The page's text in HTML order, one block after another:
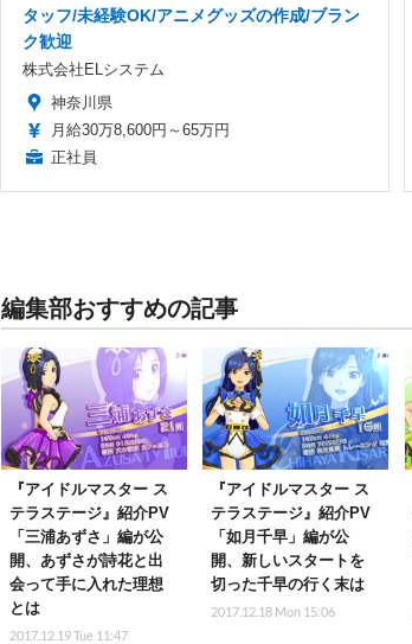
タッフ/未経験OK/アニメグッズの作成/ブラン
ク歓迎
株式会社ELシステム
神奈川県
月給30万8,600円～65万円
正社員
編集部おすすめの記事
『アイドルマスター ス
テラステージ』紹介PV
「三浦あずさ」編が公
開、あずさが詩花と出
会って手に入れた理想
とは
2017.12.19 Tue 11:47
『アイドルマスター ス
テラステージ』紹介PV
「如月千早」編が公
開、新しいスタートを
切った千早の行く末は
2017.12.18 Mon 15:06